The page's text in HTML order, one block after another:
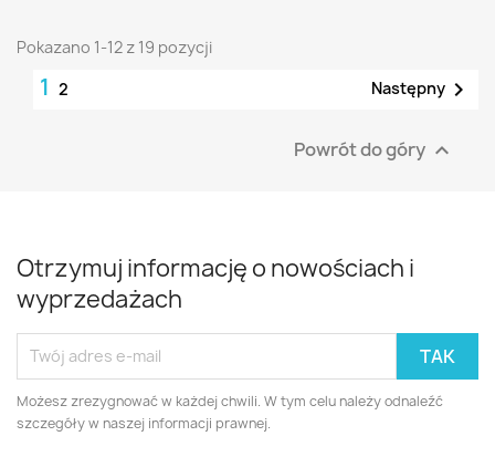
Pokazano 1-12 z 19 pozycji
1 2 Następny 
Powrót do góry 
Otrzymuj informację o nowościach i
wyprzedażach
Możesz zrezygnować w każdej chwili. W tym celu należy odnaleźć
szczegóły w naszej informacji prawnej.